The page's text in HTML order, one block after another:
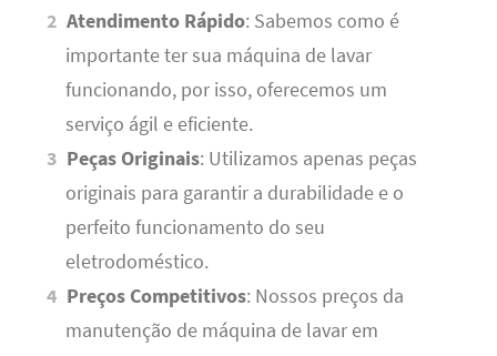
Atendimento Rápido: Sabemos como é
importante ter sua máquina de lavar
funcionando, por isso, oferecemos um
serviço ágil e eficiente.
Peças Originais: Utilizamos apenas peças
originais para garantir a durabilidade e o
perfeito funcionamento do seu
eletrodoméstico.
Preços Competitivos: Nossos preços da
manutenção de máquina de lavar em